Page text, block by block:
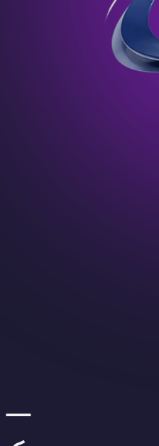
—